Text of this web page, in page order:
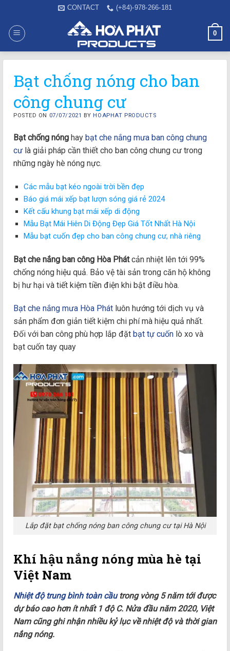
content
CONTACT (+84)-978-266-181
0
Bạt chống nóng cho ban
công chung cư
POSTED ON 07/07/2021 BY HOAPHAT PRODUCTS
Bạt chống nóng hay bạt che nắng mưa ban công chung
cư là giải pháp cần thiết cho ban công chung cư trong
những ngày hè nóng nực.
Các mẫu bạt kéo ngoài trời bền đẹp
Báo giá mái xếp bạt lượn sóng giá rẻ 2024
Kết cấu khung bạt mái xếp di động
Mẫu Bạt Mái Hiên Di Động Đẹp Giá Tốt Nhất Hà Nội
Mẫu bạt cuốn đẹp cho ban công chung cư, nhà riêng
Bạt che nắng ban công Hòa Phátcản nhiệt lên tới 99%
chống nóng hiệu quả. Bảo vệ tài sản trong căn hộ không
bị hư hại và tiết kiệm tiền điện khi bật điều hòa.
Bạt che nắng mưa Hòa Phát luôn hướng tới dịch vụ và
sản phẩm đơn giản tiết kiệm chi phí mà hiệu quả nhất.
Đối với ban công phù hợp lắp đặt bạt tự cuốn lò xo và
bạt cuốn tay quay
Lắp đặt bạt chống nóng ban công chung cư tại Hà Nội
Khí hậu nắng nóng mùa hè tại
Việt Nam
Nhiệt độ trung bình toàn cầutrong vòng 5 năm tới được
dự báo cao hơn ít nhất 1 độ C. Nửa đầu năm 2020, Việt
Nam cũng ghi nhận nhiều kỷ lục về nhiệt độ và thời gian
nắng nóng.